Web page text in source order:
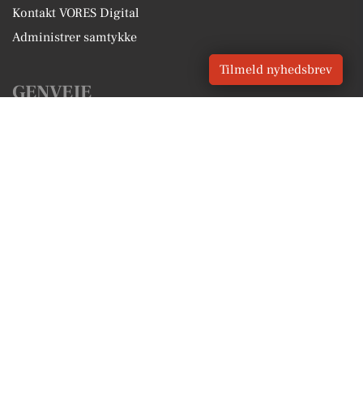
Kontakt VORES Digital
Administrer samtykke
GENVEJE
Tilmeld nyhedsbrev